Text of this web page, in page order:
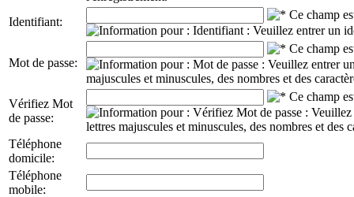
Identifiant:
Mot de passe:
Vérifiez Mot
de passe:
Téléphone
domicile:
Téléphone
mobile: